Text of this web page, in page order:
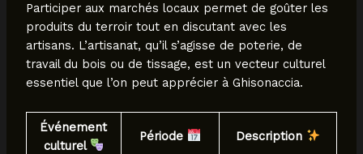
Participer aux marchés locaux permet de goûter les
produits du terroir tout en discutant avec les
artisans. L’artisanat, qu’il s’agisse de poterie, de
travail du bois ou de tissage, est un vecteur culturel
essentiel que l’on peut apprécier à Ghisonaccia.
Événement
culturel
Période Description